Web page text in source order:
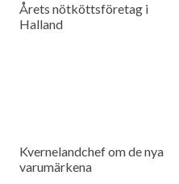
Årets nötköttsföretag i
Halland
Kvernelandchef om de nya
varumärkena